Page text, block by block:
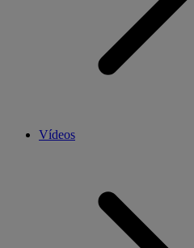
Vídeos